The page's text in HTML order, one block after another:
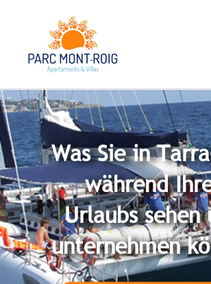
Was Sie in
während
Urlaubs sehen
unternehmen